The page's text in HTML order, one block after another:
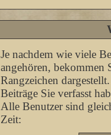
Je nachdem wie viele
angehören, bekommen
Rangzeichen
Beiträge Sie verfasst
Alle Benutzer sind
Zeit: